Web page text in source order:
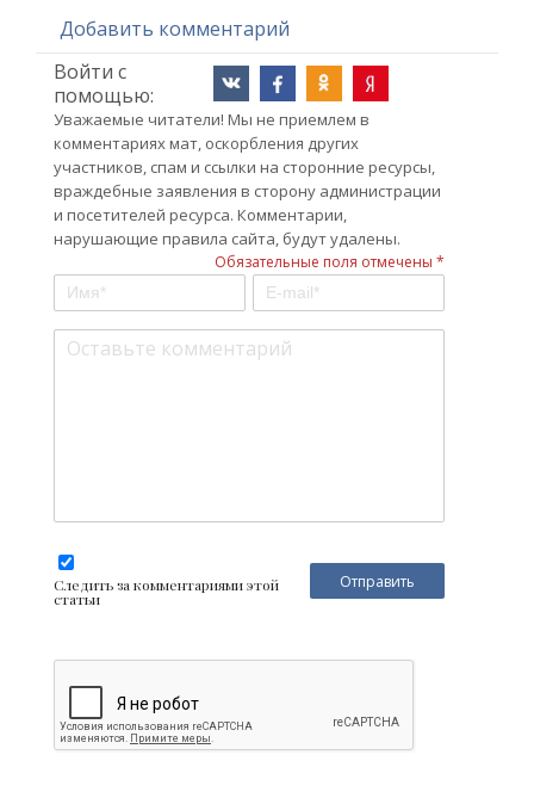
Добавить комментарий
Войти с
помощью:
Уважаемые читатели! Мы не приемлем в
комментариях мат, оскорбления других
участников, спам и ссылки на сторонние ресурсы,
враждебные заявления в сторону администрации
и посетителей ресурса. Комментарии,
нарушающие правила сайта, будут удалены.
Обязательные поля отмечены *
Следить за комментариями этой
статьи